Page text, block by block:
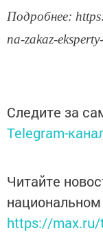
Подробнее:
na-zakaz-
Следите за
Telegram-
Читайте
https://